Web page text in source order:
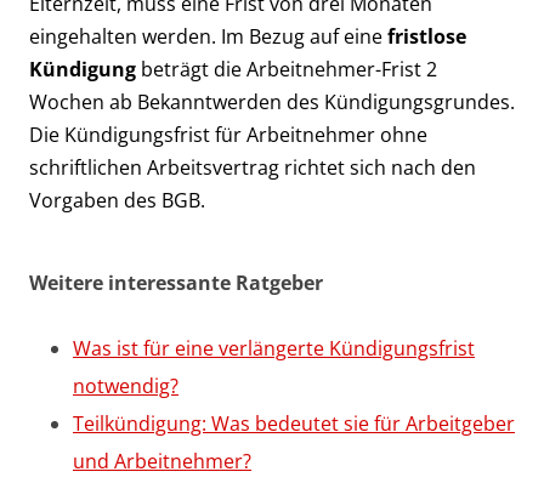
eingehalten werden. Im Bezug auf einefristlose
Kündigung beträgt die Arbeitnehmer-Frist 2
Wochen ab Bekanntwerden des Kündigungsgrundes.
Die Kündigungsfrist für Arbeitnehmer ohne
schriftlichen Arbeitsvertrag richtet sich nach den
Vorgaben des BGB.
Weitere interessante Ratgeber
Was ist für eine verlängerte Kündigungsfrist
notwendig?
Teilkündigung: Was bedeutet sie für Arbeitgeber
und Arbeitnehmer?